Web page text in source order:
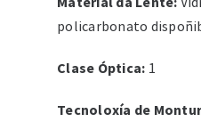
policarbonato
Clase Óptica: 1
Tecnoloxía de